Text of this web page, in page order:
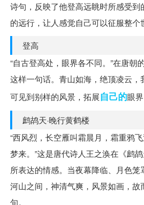
诗句，反映了他登高远眺时所感受
的远行，让人感觉自己可以征服整个
登高
“自古登高处，眼界各不同。”在唐朝
这样一句话。青山如海，绝顶凌云，
可见到别样的风景，拓展自己的眼
鹧鸪天·晚行黄鹤楼
“西风烈，长空雁叫霜晨月，霜重鸦
梦来。”这是唐代诗人王之涣在《鹧
所表达的情感。当夜幕降临、月色
河山之间，神清气爽，风景如画，故
句。